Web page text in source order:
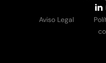
Aviso Legal